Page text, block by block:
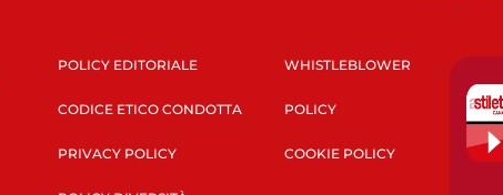
POLICY EDITORIALE
CODICE ETICO CONDOTTA
PRIVACY POLICY
WHISTLEBLOWER
POLICY
COOKIE POLICY